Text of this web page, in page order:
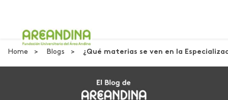
Home Blogs ​¿Qué materias se ven en la